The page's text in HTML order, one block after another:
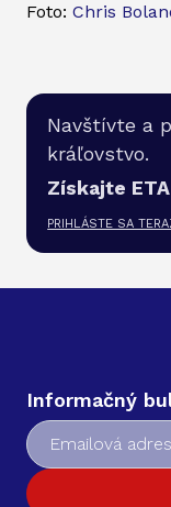
Foto: Chris
Navštívte a
kráľovstvo.
Získajte
PRIHLÁSTE SA
Informačný